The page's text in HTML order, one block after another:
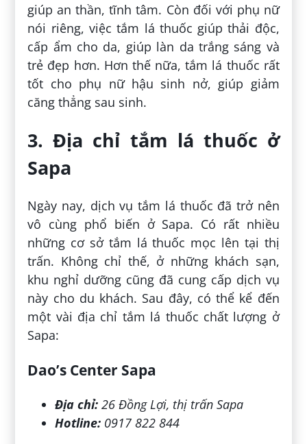
giúp an thần, tĩnh tâm. Còn đối với phụ nữ
nói riêng, việc tắm lá thuốc giúp thải độc,
cấp ẩm cho da, giúp làn da trắng sáng và
trẻ đẹp hơn. Hơn thế nữa, tắm lá thuốc rất
tốt cho phụ nữ hậu sinh nở, giúp giảm
căng thẳng sau sinh.
3. Địa chỉ tắm lá thuốc ở
Sapa
Ngày nay, dịch vụ tắm lá thuốc đã trở nên
vô cùng phổ biến ở Sapa. Có rất nhiều
những cơ sở tắm lá thuốc mọc lên tại thị
trấn. Không chỉ thế, ở những khách sạn,
khu nghỉ dưỡng cũng đã cung cấp dịch vụ
này cho du khách. Sau đây, có thể kể đến
một vài địa chỉ tắm lá thuốc chất lượng ở
Sapa:
Dao’s Center Sapa
Địa chỉ: 26 Đồng Lợi, thị trấn Sapa
Hotline: 0917 822 844